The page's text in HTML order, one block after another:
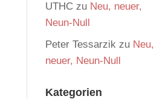
UTHC zu Neu, neuer,
Neun-Null
Peter Tessarzik zu Neu,
neuer, Neun-Null
Kategorien